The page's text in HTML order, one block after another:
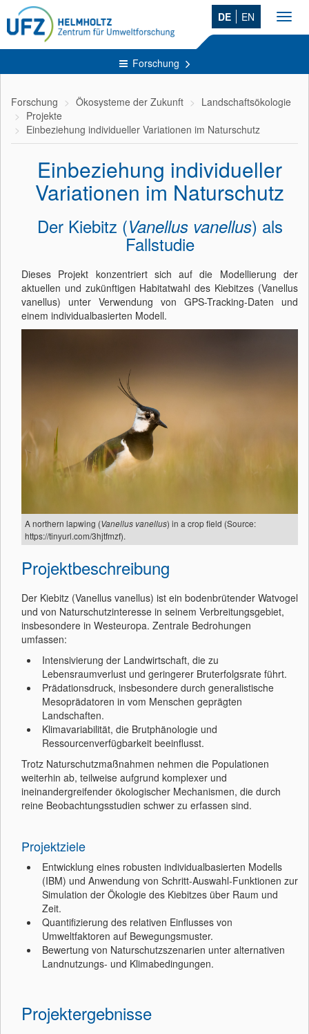
DE EN
Forschung
Forschung Ökosysteme der Zukunft
Landschaftsökologie
Projekte
Einbeziehung individueller Variationen im Naturschutz
Einbeziehung individueller
Variationen im Naturschutz
Der Kiebitz (Vanellus vanellus) als
Fallstudie
Dieses Projekt konzentriert sich auf die Modellierung der
aktuellen und zukünftigen Habitatwahl des Kiebitzes (Vanellus
vanellus) unter Verwendung von GPS-Tracking-Daten und
einem individualbasierten Modell.
A northern lapwing (Vanellus vanellus) in a crop field (Source:
https://tinyurl.com/3hjtfmzf).
Projektbeschreibung
Der Kiebitz (Vanellus vanellus) ist ein bodenbrütender Watvogel
und von Naturschutzinteresse in seinem Verbreitungsgebiet,
insbesondere in Westeuropa. Zentrale Bedrohungen
umfassen:
Intensivierung der Landwirtschaft, die zu
Lebensraumverlust und geringerer Bruterfolgsrate führt.
Prädationsdruck, insbesondere durch generalistische
Mesoprädatoren in vom Menschen geprägten
Landschaften.
Klimavariabilität, die Brutphänologie und
Ressourcenverfügbarkeit beeinflusst.
Trotz Naturschutzmaßnahmen nehmen die Populationen
weiterhin ab, teilweise aufgrund komplexer und
ineinandergreifender ökologischer Mechanismen, die durch
reine Beobachtungsstudien schwer zu erfassen sind.
Projektziele
Entwicklung eines robusten individualbasierten Modells
(IBM) und Anwendung von Schritt-Auswahl-Funktionen zur
Simulation der Ökologie des Kiebitzes über Raum und
Zeit.
Quantifizierung des relativen Einflusses von
Umweltfaktoren auf Bewegungsmuster.
Bewertung von Naturschutzszenarien unter alternativen
Landnutzungs- und Klimabedingungen.
Projektergebnisse